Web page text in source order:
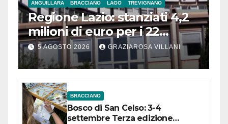
ANGUILLARA BRACCIANO LAGO TREVIGNANO
Regione Lazio: stanziati 4,2
milioni di euro per i 22
Comuni dell’Etruria
Meridionale
5 AGOSTO 2026 GRAZIAROSA VILLANI
BRACCIANO
Bosco di San Celso: 3-4
settembre Terza edizione